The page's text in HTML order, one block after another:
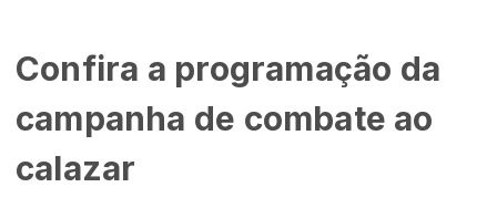
Confira a programação da
campanha de combate ao
calazar